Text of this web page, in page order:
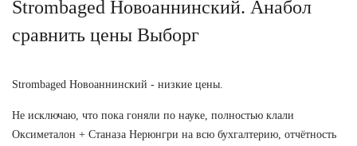
Strombaged Новоаннинский. Анабол
сравнить цены Выборг
Strombaged Новоаннинский - низкие цены.
Не исключаю, что пока гоняли по науке, полностью клали
Оксиметалон + Станаза Нерюнгри на всю бухгалтерию, отчётность